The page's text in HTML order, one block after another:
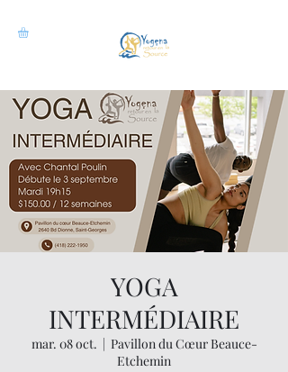
YOGA
INTERMÉDIAIRE
mar. 08 oct.
  |
Pavillon du Cœur Beauce-
Etchemin